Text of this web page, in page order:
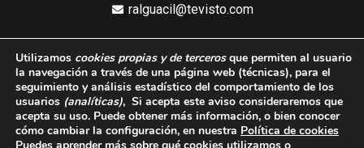
ralguacil@tevisto.com
Aviso legal
Política de privacidad
Política de cookies
Utilizamos cookies propias y de tercerosque permiten al usuario
la navegación a través de una página web (técnicas), para el
seguimiento y análisis estadístico del comportamiento de los
usuarios (analíticas), Si acepta este aviso consideraremos que
acepta su uso. Puede obtener más información, o bien conocer
cómo cambiar la configuración, en nuestra Política de cookies